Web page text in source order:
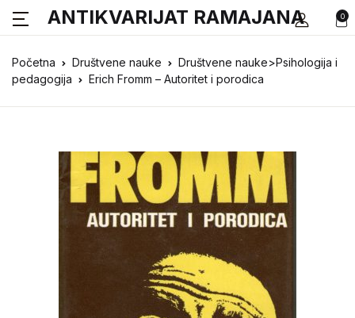
0
ANTIKVARIJAT RAMAJANA
Početna Društvene nauke
Društvene nauke>Psihologija i
pedagogija
Erich Fromm – Autoritet i porodica